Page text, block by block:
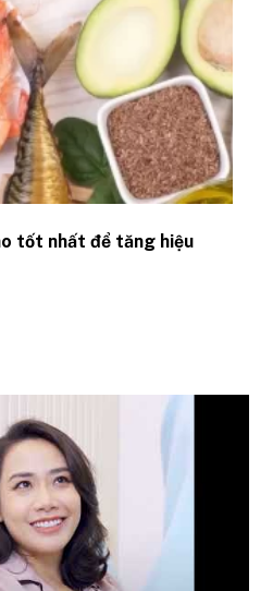
tốt nhất để tăng hiệu